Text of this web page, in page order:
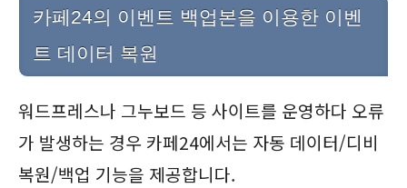
카페24의 이벤트 백업본을 이용한 이벤
트 데이터 복원
워드프레스나 그누보드 등 사이트를 운영하다 오류
가 발생하는 경우 카페24에서는 자동 데이터/디비
복원/백업 기능을 제공합니다.